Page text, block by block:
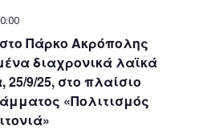
Πάρκο Ακρόπολης
διαχρονικά λαϊκά
25/9/25, στο πλαίσιο
«Πολιτισμός